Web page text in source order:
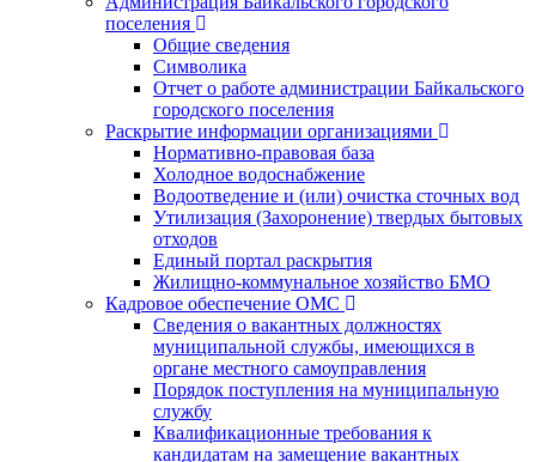
поселения
Общие сведения
Символика
Отчет о работе администрации Байкальского
городского поселения
Раскрытие информации организациями
Нормативно-правовая база
Холодное водоснабжение
Водоотведение и (или) очистка сточных вод
Утилизация (Захоронение) твердых бытовых
отходов
Единый портал раскрытия
Жилищно-коммунальное хозяйство БМО
Кадровое обеспечение ОМС
Сведения о вакантных должностях
муниципальной службы, имеющихся в
органе местного самоуправления
Порядок поступления на муниципальную
службу
Квалификационные требования к
кандидатам на замещение вакантных